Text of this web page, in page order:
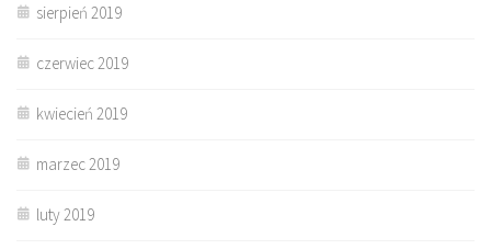
sierpień 2019
czerwiec 2019
kwiecień 2019
marzec 2019
luty 2019